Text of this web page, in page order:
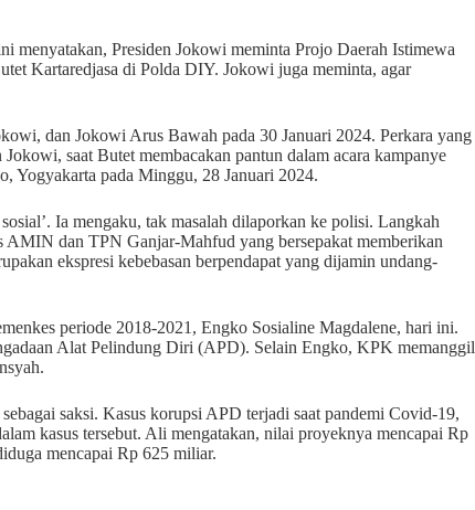
Presiden Jokowi meminta Projo Daerah Istimewa
Kartaredjasa di Polda DIY. Jokowi juga meminta, agar
dan Jokowi Arus Bawah pada 30 Januari 2024. Perkara yang
saat Butet membacakan pantun dalam acara kampanye
pada Minggu, 28 Januari 2024.
Ia mengaku, tak masalah dilaporkan ke polisi. Langkah
dan TPN Ganjar-Mahfud yang bersepakat memberikan
ekspresi kebebasan berpendapat yang dijamin undang-
periode 2018-2021, Engko Sosialine Magdalene, hari ini.
Alat Pelindung Diri (APD). Selain Engko, KPK memanggil
saksi. Kasus korupsi APD terjadi saat pandemi Covid-19,
kasus tersebut. Ali mengatakan, nilai proyeknya mencapai Rp
mencapai Rp 625 miliar.